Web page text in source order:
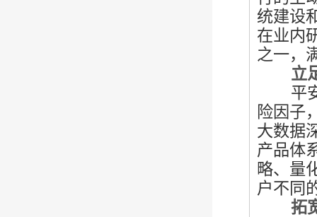
统建设
在业内
之一，
立足
平安
险因子
大数据
产品体
略、量
户不同
拓宽